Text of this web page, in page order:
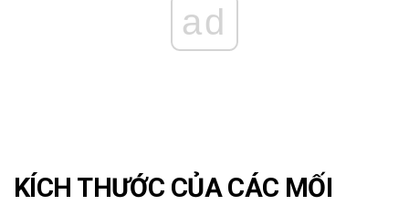
ad
KÍCH THƯỚC CỦA CÁC MỐI